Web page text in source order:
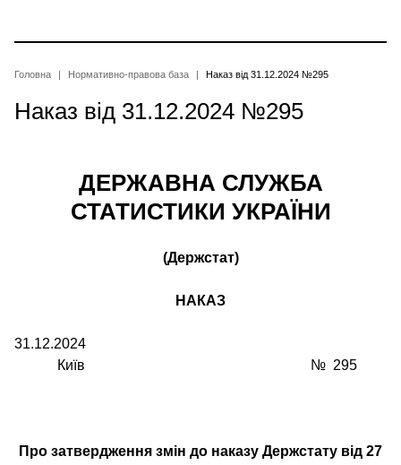
основного
Рядок
навіґації
Головна Нормативно-правова база Наказ від 31.12.2024 №295
Наказ від 31.12.2024 №295
ДЕРЖАВНА СЛУЖБА
СТАТИСТИКИ УКРАЇНИ
(Держстат)
НАКАЗ
31.12.2024
Київ № 295
Про затвердження змін до наказу Держстату від 27